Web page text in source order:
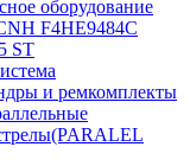
оборудование
F4HE9484C
ST
и ремкомплекты